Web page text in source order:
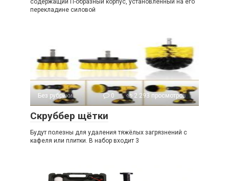
содержащий П-образный корпус, установленный на его
перекладине силовой
Без рубрики 0 2 293 просмотров
Скруббер щётки
Будут полезны для удаления тяжёлых загрязнений с
кафеля или плитки. В набор входит 3